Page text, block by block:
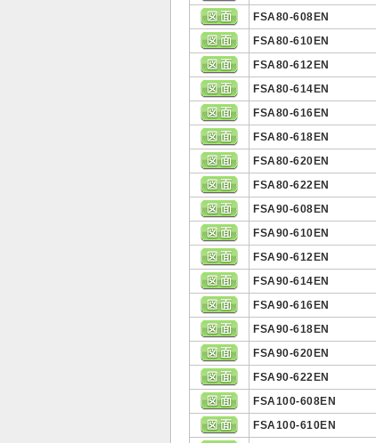
FSA80-608EN
FSA80-610EN
FSA80-612EN
FSA80-614EN
FSA80-616EN
FSA80-618EN
FSA80-620EN
FSA80-622EN
FSA90-608EN
FSA90-610EN
FSA90-612EN
FSA90-614EN
FSA90-616EN
FSA90-618EN
FSA90-620EN
FSA90-622EN
FSA100-608EN
FSA100-610EN